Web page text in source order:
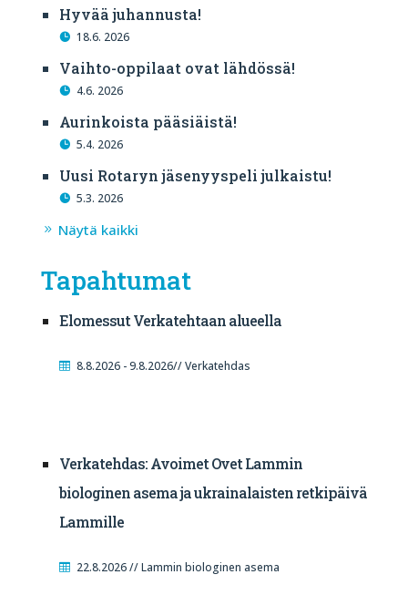
Hyvää juhannusta!
18.6. 2026
Vaihto-oppilaat ovat lähdössä!
4.6. 2026
Aurinkoista pääsiäistä!
5.4. 2026
Uusi Rotaryn jäsenyyspeli julkaistu!
5.3. 2026
Näytä kaikki
Tapahtumat
Elomessut Verkatehtaan alueella
8.8.2026 - 9.8.2026// Verkatehdas
Verkatehdas: Avoimet Ovet Lammin
biologinen asema ja ukrainalaisten retkipäivä
Lammille
22.8.2026 // Lammin biologinen asema